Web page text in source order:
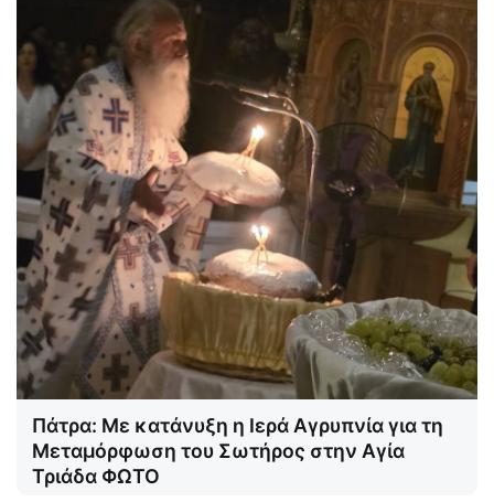
Πάτρα: Με κατάνυξη η Ιερά Αγρυπνία για τη
Μεταμόρφωση του Σωτήρος στην Αγία
Τριάδα ΦΩΤΟ